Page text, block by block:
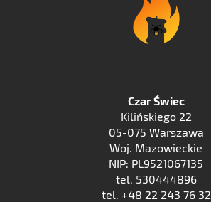
Czar Świec
Kilińskiego 22
05-075 Warszawa
Woj. Mazowieckie
NIP: PL9521067135
tel. 530444896
tel. +48 22 243 76 32